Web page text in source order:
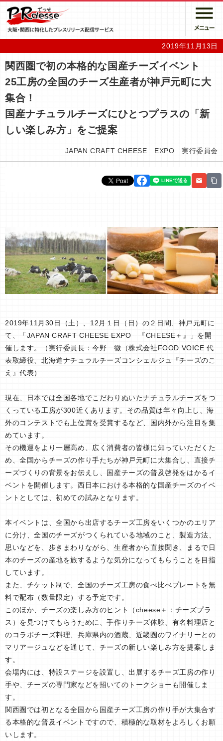
2019年11月13日
関西圏で初の本格的な国産チーズイベント
25工房の全国のチーズ生産者が神戸元町に大
集合！
国産ナチュラルチーズにひとつプラスの「新
しい楽しみ方」をご提案
JAPAN CRAFT CHEESE EXPO 実行委員会
2019年11月30日（土）、12月１日（日）の２日間、神戸元町に
て、「JAPAN CRAFT CHEESE EXPO 『CHEESE＋』」を開
催します。（実行委員長：今野 徹（株式会社FOOD VOICE 代
表取締役、北海道ナチュラルチーズコンシェルジュ『チーズのこ
え』代表）
現在、日本では全国各地でこだわりぬいたナチュラルチーズをつ
くっている工房が300近くあります。その品質は年々向上し、海
外のコンテストでも上位賞を受賞するなど、国内外から注目を集
めています。
その機運をより一層高め、広く消費者の皆様に知っていただくた
め、全国からチーズの作り手たちが神戸元町に大集合し、直接チ
ーズづくりの背景をお伝えし、国産チーズの普及啓発をはかるイ
ベントを開催します。西日本における本格的な国産チーズのイベ
ントとしては、初めての試みとなります。
本イベントは、全国から出店するチーズ工房をいくつかのエリア
に分け、全国のチーズがつくられている地域のこと、製造方法、
思いなどを、歩きまわりながら、生産者から直接聞き、まるで日
本のチーズの産地を旅するような気分になってもらうことを目指
しています。
また、チケット制で、全国のチーズ工房の食べ比べプレートを無
料で配布（数量限定）する予定です。
このほか、チーズの楽しみ方のヒント（cheese＋：チーズプラ
ス）を見つけてもらうために、手作りチーズ体験、有名料理店と
のコラボチーズ料理、兵庫県内の酒蔵、近畿圏のワイナリーとの
マリアージュなどを通じて、チーズの新しい楽しみ方を提案しま
す。
会場内には、特設ステージを設置し、出展するチーズ工房の作り
手や、チーズの専門家などを招いてのトークショーも開催しま
す。
関西圏では初となる全国から国産チーズ工房の作り手が大集合す
る本格的な普及イベントですので、積極的な取材をよろしくお願
いします。